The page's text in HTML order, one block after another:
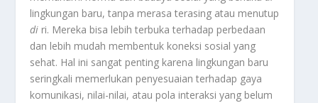
lingkungan baru, tanpa merasa terasing atau menutup
di ri. Mereka bisa lebih terbuka terhadap perbedaan
dan lebih mudah membentuk koneksi sosial yang
sehat. Hal ini sangat penting karena lingkungan baru
seringkali memerlukan penyesuaian terhadap gaya
komunikasi, nilai-nilai, atau pola interaksi yang belum